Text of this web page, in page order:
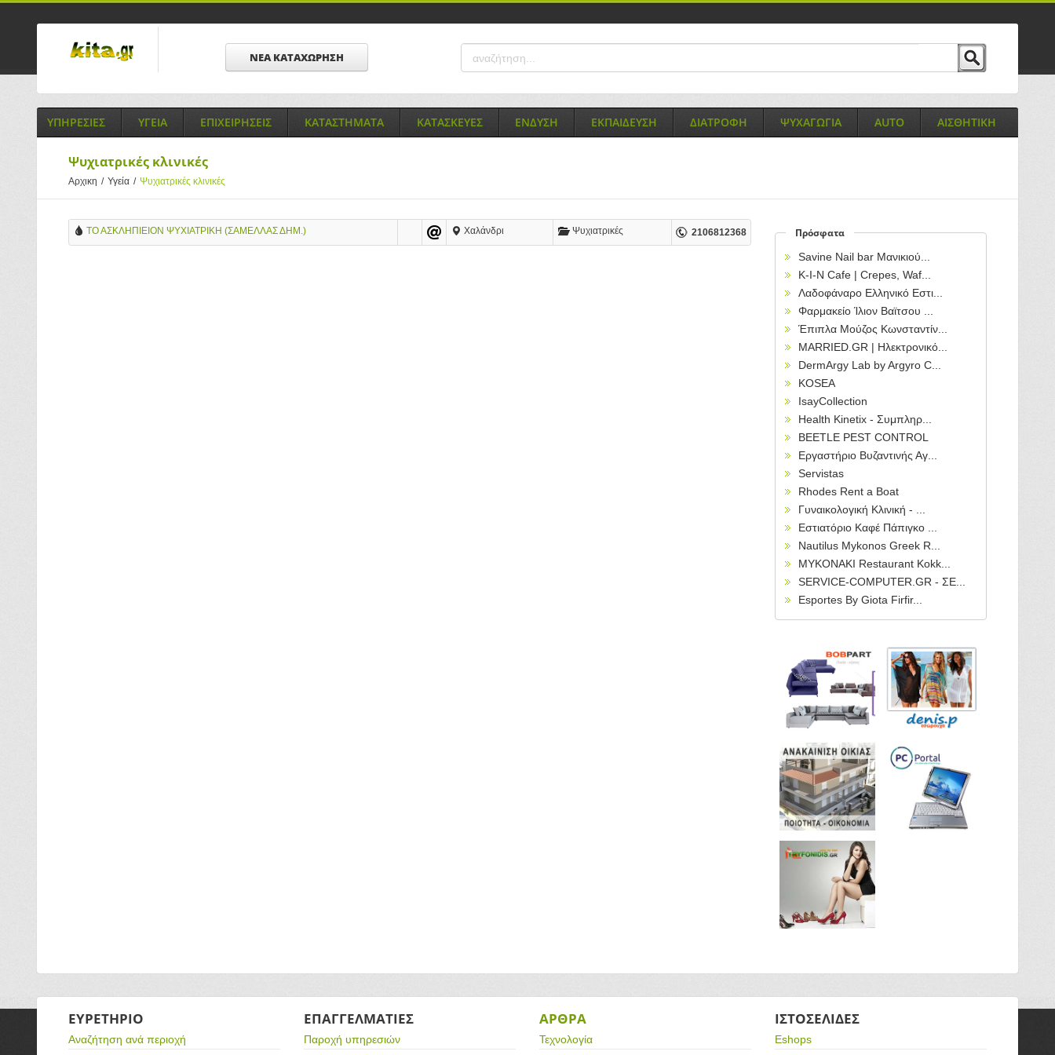
ΝΕΑ ΚΑΤΑΧΩΡΗΣΗ
ΥΠΗΡΕΣΙΕΣ ΥΓΕΙΑ ΕΠΙΧΕΙΡΗΣΕΙΣ ΚΑΤΑΣΤΗΜΑΤΑ ΚΑΤΑΣΚΕΥΕΣ ΕΝΔΥΣΗ ΕΚΠΑΙΔΕΥΣΗ ΔΙΑΤΡΟΦΗ ΨΥΧΑΓΩΓΙΑ AUTO ΑΙΣΘΗΤΙΚΗ
Ψυχιατρικές κλινικές
Αρχικη / Υγεία / Ψυχιατρικές κλινικές
ΤΟ ΑΣΚΛΗΠΙΕΙΟΝ ΨΥΧΙΑΤΡΙΚΗ (ΣΑΜΕΛΛΑΣ ΔΗΜ.) Χαλάνδρι Ψυχιατρικές 2106812368 Πρόσφατα
Savine Nail bar Μανικιού...
Κ-Ι-Ν Cafe | Crepes, Waf...
Λαδοφάναρο Ελληνικό Εστι...
Φαρμακείο Ίλιον Βαϊτσου ...
Έπιπλα Μούζος Κωνσταντίν...
MARRIED.GR | Ηλεκτρονικό...
DermArgy Lab by Argyro C...
KOSEA
IsayCollection
Health Kinetix - Συμπληρ...
BEETLE PEST CONTROL
Εργαστήριο Βυζαντινής Αγ...
Servistas
Rhodes Rent a Boat
Γυναικολογική Κλινική - ...
Εστιατόριο Καφέ Πάπιγκο ...
Nautilus Mykonos Greek R...
MYKONAKI Restaurant Kokk...
SERVICE-COMPUTER.GR - ΣΕ...
Esportes By Giota Firfir...
ΕΥΡΕΤΗΡΙΟ
Αναζήτηση ανά περιοχή
ΕΠΑΓΓΕΛΜΑΤΙΕΣ
Παροχή υπηρεσιών
ΑΡΘΡΑ
Τεχνολογία
ΙΣΤΟΣΕΛΙΔΕΣ
Eshops